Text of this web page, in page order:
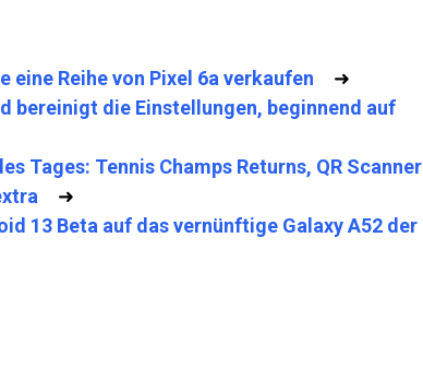
Reihe von Pixel 6a verkaufen ➜
bereinigt die Einstellungen, beginnend auf
Tages: Tennis Champs Returns, QR Scanner
➜
13 Beta auf das vernünftige Galaxy A52 der